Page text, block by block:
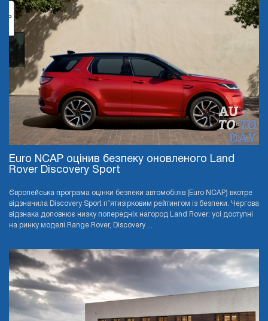
Euro NCAP оцінив безпеку оновленого Land
Rover Discovery Sport
Європейська програма оцінки безпеки автомобілів (Euro NCAP) вкотре
відзначила Discovery Sport п’ятизірковим рейтингом із безпеки. Чергова
відзнака доповнює низку попередніх нагород Land Rover: усі доступні
на ринку моделі Range Rover, Discovery ...